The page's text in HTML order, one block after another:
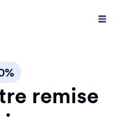
remise